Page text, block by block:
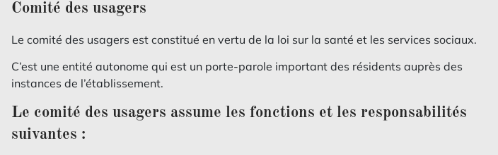
Comité des usagers
Le comité des usagers est constitué en vertu de la loi sur la santé et les services sociaux.
C’est une entité autonome qui est un porte-parole important des résidents auprès des
instances de l’établissement.
Le comité des usagers assume les fonctions et les responsabilités
suivantes :